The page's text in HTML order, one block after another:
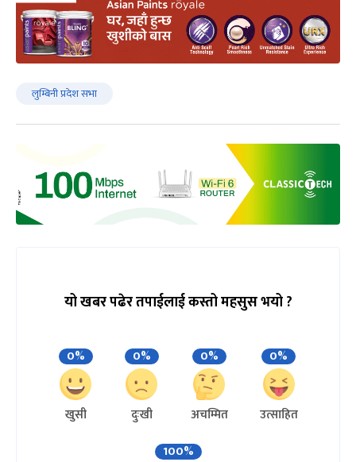
लुम्बिनी प्रदेश सभा
यो खबर पढेर तपाईलाई कस्तो महसुस भयो ?
0%
खुसी
0%
दुःखी
0%
अचम्मित
0%
उत्साहित
100%